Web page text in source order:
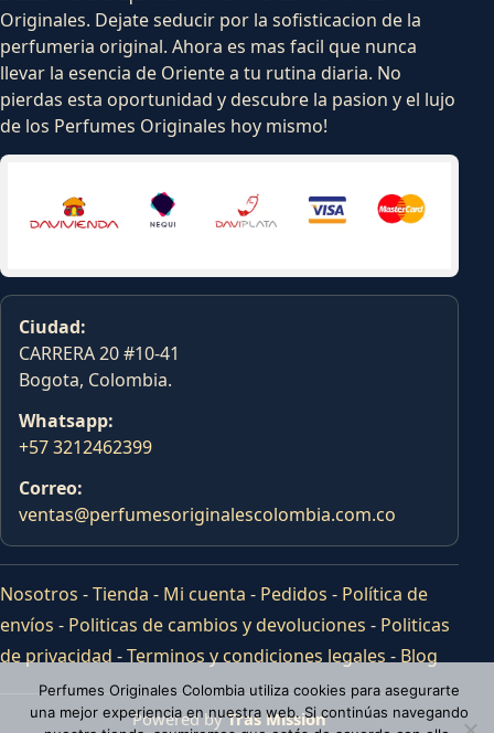
Originales. Dejate seducir por la sofisticacion de la
perfumeria original. Ahora es mas facil que nunca
llevar la esencia de Oriente a tu rutina diaria. No
pierdas esta oportunidad y descubre la pasion y el lujo
de los Perfumes Originales hoy mismo!
Ciudad:
CARRERA 20 #10-41
Bogota, Colombia.
Whatsapp:
+57 3212462399
Correo:
ventas@perfumesoriginalescolombia.com.co
Nosotros -Tienda - Mi cuenta - Pedidos - Política de
envíos - Politicas de cambios y devoluciones - Politicas
de privacidad -Terminos y condiciones legales - Blog
Powered byTras Mission
Perfumes Originales Colombia utiliza cookies para asegurarte
una mejor experiencia en nuestra web. Si continúas navegando